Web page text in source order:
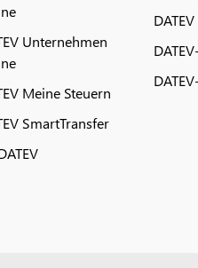
Unternehmen
Meine Steuern
SmartTransfer